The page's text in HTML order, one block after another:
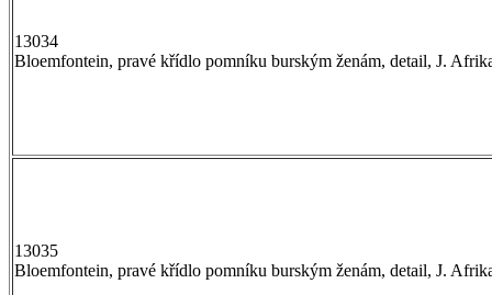
13034
Bloemfontein, pravé křídlo pomníku burským ženám, detail, J.
13035
Bloemfontein, pravé křídlo pomníku burským ženám, detail, J.